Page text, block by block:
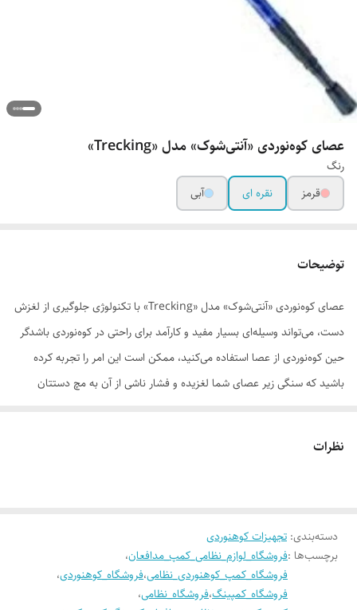
عصای کوه‌نوردی «آنتی‌شوک» مدل «Trecking»
رنگ
قرمز
نقره ای آبی
توضیحات
عصای کوه‌نوردی «آنتی‌شوک» مدل «Trecking» با تکنولوژی جلوگیری از لغزش
دست، می‌تواند وسیله‌ای بسیار مفید و کارآمد برای راحتی در کوه‌نوردی باشدگر
حین کوه‌نوردی از عصا استفاده می‌کنید، ممکن است این امر را تجربه کرده
باشید که سنگی زیر عصای شما لغزیده و فشار ناشی از آن به مچ دستتان
خود بگیرد، به مفاصل مچ دست فشار کمتری وارد شود و از آسیب‌های
کوهستانی شده است؛ همچنین با استفاده از یخ‌شکن در عصایتان این امکان را
دارید تا به‌راحتی روی یخ به کوه‌نوردی خود ادامه دهید و بابت سرخوردن در
مسیرهای برفی و یخ‌زده نگرانی نداشته باشیدمروزه بسیاری از ورزش‌ها با
نظرات
دسته‌بندی: تجهیزات کوهنوردی
برچسب‌ها :فروشگاه_لوازم_نظامی_کمپ_مدافعان،
فروشگاه_کمپ_کوهنوردی_نظامی،فروشگاه_کوهنوردی،
فروشگاه_کمپینگ،فروشگاه_نظامی،